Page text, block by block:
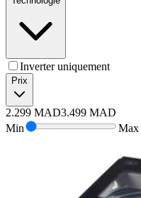
Inverter uniquement
Prix
2.299 MAD3.499 MAD
Min
Max